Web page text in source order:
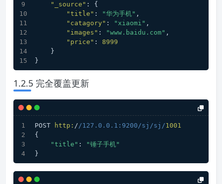
"_source" :
{
"title" : "华为手机" ,
"catagory" : "xiaomi" ,
"images" : "www.baidu.com" ,
"price" :
8999
}
}
1.2.5 完全覆盖更新
POST http: //127.0.0.1:9200/sj /sj/1001
{
"title" :
"锤子手机"
}